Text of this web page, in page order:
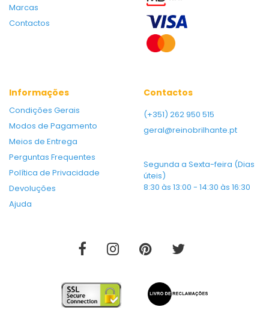
Marcas
Contactos
Informações
Condições Gerais
Modos de Pagamento
Meios de Entrega
Perguntas Frequentes
Política de Privacidade
Devoluções
Ajuda
Contactos
(+351) 262 950 515
geral@reinobrilhante.pt
Segunda a Sexta-feira (Dias
úteis)
8:30 às 13:00 - 14:30 às 16:30